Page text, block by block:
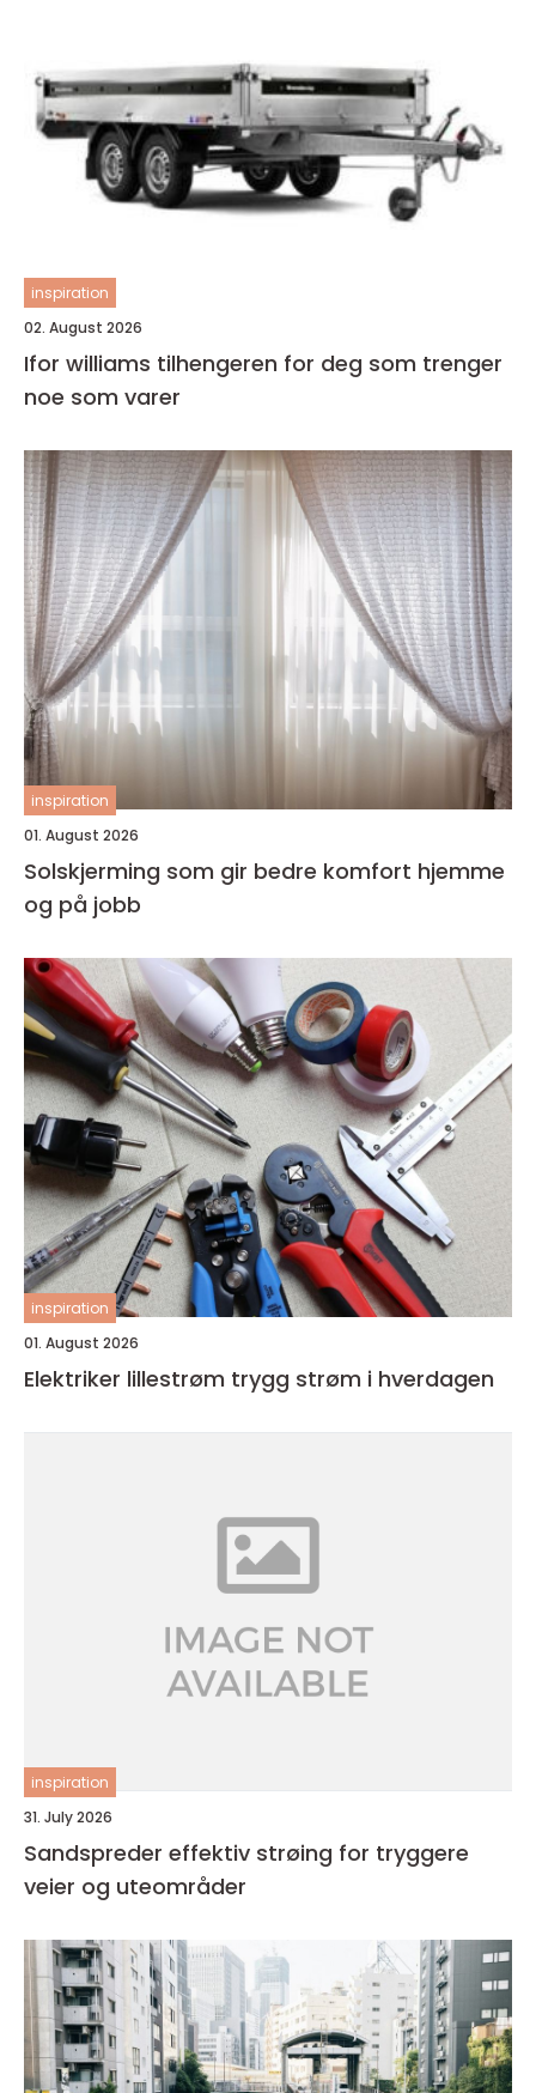
inspiration
02. August 2026
Ifor williams tilhengeren for deg som trenger
noe som varer
inspiration
01. August 2026
Solskjerming som gir bedre komfort hjemme
og på jobb
inspiration
01. August 2026
Elektriker lillestrøm trygg strøm i hverdagen
inspiration
31. July 2026
Sandspreder effektiv strøing for tryggere
veier og uteområder